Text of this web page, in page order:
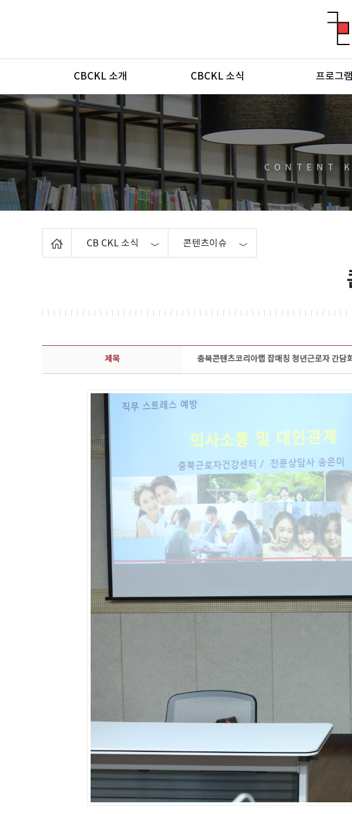
메뉴
CBCKL 소개 CBCKL 소식 프로그램
CONTENT
CB CKL 소식 콘텐츠이슈
콘텐츠이슈 상세보기 - 제목, 담당부서, 담당자, 담당연락처, 내용, 첨부파일 정보 제공
제목 충북콘텐츠코리아랩 잡매칭 청년근로자 간담